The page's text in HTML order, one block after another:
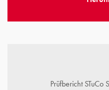
Prüfbericht STuCo